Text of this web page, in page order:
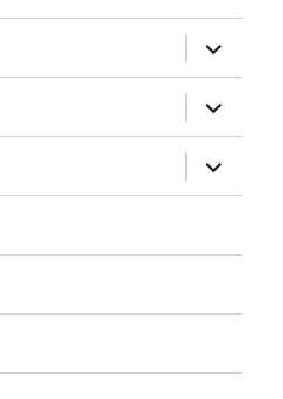
위
메
확
장
위
메
확
장
위
메
장